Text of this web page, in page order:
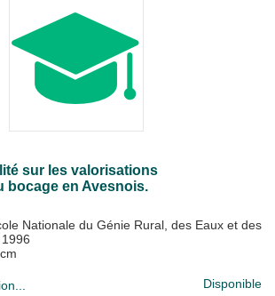
sur les valorisations
bocage en Avesnois.
Nationale du Génie Rural, des Eaux et des
1996
Disponible